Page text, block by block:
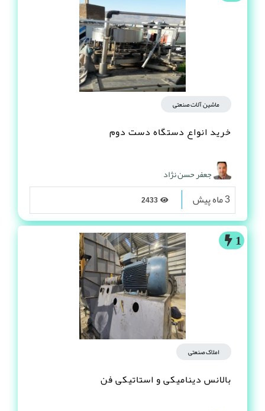
ماشین آلات صنعتی
خرید انواع دستگاه دست دوم
جعفر حسن نژاد
3 ماه پیش
1
املاک صنعتی
بالانس دینامیکی و استاتیکی فن